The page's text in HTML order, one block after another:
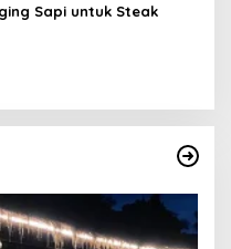
Sapi untuk Steak